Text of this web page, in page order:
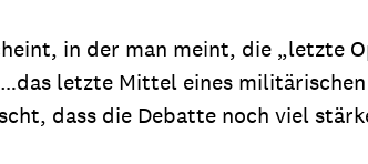
in der man meint, die „letzte
letzte Mittel eines
dass die Debatte noch viel